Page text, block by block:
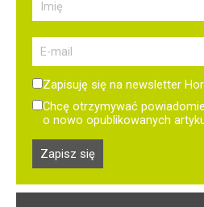
Zapisuję się na newsletter
Chcę otrzymywać
o nowo opublikowanych